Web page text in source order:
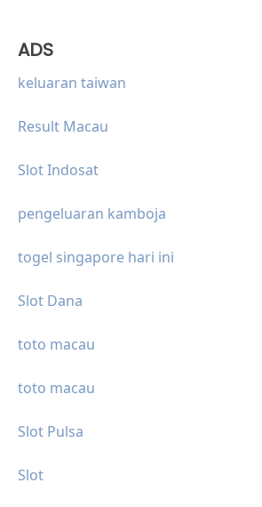
ADS
keluaran taiwan
Result Macau
Slot Indosat
pengeluaran kamboja
togel singapore hari ini
Slot Dana
toto macau
toto macau
Slot Pulsa
Slot